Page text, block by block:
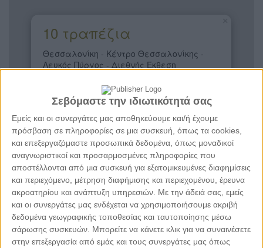
Σεβόμαστε την ιδιωτικότητά σας
Εμείς και οι συνεργάτες μας αποθηκεύουμε και/ή έχουμε
πρόσβαση σε πληροφορίες σε μια συσκευή, όπως τα cookies,
και επεξεργαζόμαστε προσωπικά δεδομένα, όπως μοναδικοί
αναγνωριστικοί και προσαρμοσμένες πληροφορίες που
αποστέλλονται από μια συσκευή για εξατομικευμένες διαφημίσεις
και περιεχόμενο, μέτρηση διαφήμισης και περιεχομένου, έρευνα
ακροατηρίου και ανάπτυξη υπηρεσιών. Με την άδειά σας, εμείς
και οι συνεργάτες μας ενδέχεται να χρησιμοποιήσουμε ακριβή
δεδομένα γεωγραφικής τοποθεσίας και ταυτοποίησης μέσω
σάρωσης συσκευών. Μπορείτε να κάνετε κλικ για να συναινέσετε
στην επεξεργασία από εμάς και τους συνεργάτες μας όπως
10 τραπέζια
Θεσσαλονίκη - Κέντρο Θεσσαλονίκης -
Λευκός Πύργος - Διεθνής Έκθεση